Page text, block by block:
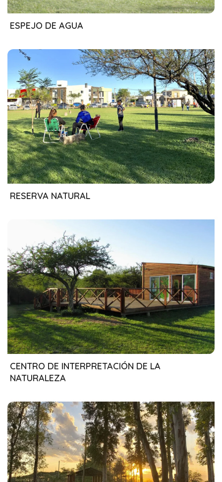
09/05/2024
ESPEJO DE AGUA
09/05/2024
RESERVA NATURAL
09/05/2024
CENTRO DE INTERPRETACIÓN DE LA
NATURALEZA